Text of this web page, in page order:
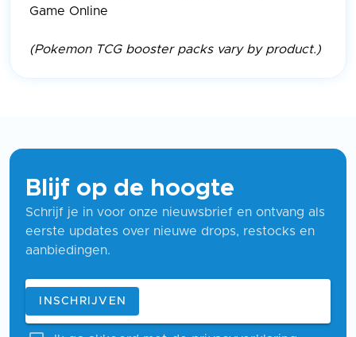
Game Online
(Pokemon TCG booster packs vary by product.)
Blijf op de hoogte
Schrijf je in voor onze nieuwsbrief en ontvang als
eerste updates over nieuwe drops, restocks en
aanbiedingen.
Blijf op de hoogte
E-mailadres
INSCHRIJVEN